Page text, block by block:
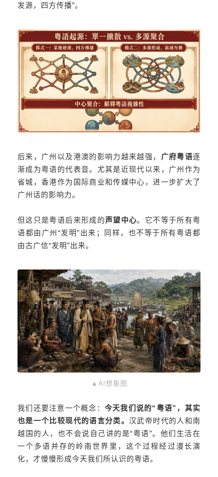
发源，四方传播”。
后来，广州以及港澳的影响力越来越强， 广府粤语逐
渐成为粤语的代表音。尤其是近现代以来，广州作为
省城，香港作为国际商业和传媒中心，进一步扩大了
广州话的影响力。
但这只是粤语后来形成的声望中心。它不等于所有粤
语都由广州“发明”出来；同样，也不等于所有粤语都
由古广信“发明”出来。
▲AI想象图
我们还要注意一个概念： 今天我们说的“粤语”，其实
也是一个比较现代的语言分类。汉武帝时代的人和南
越国的人，也不会说自己讲的是“粤语”。他们生活在
一个多语并存的岭南世界里，这个过程经过漫长演
化，才慢慢形成今天我们所认识的粤语。